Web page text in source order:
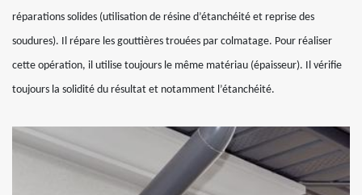
réparations solides (utilisation de résine d’étanchéité et reprise des
soudures). Il répare les gouttières trouées par colmatage. Pour réaliser
cette opération, il utilise toujours le même matériau (épaisseur). Il vérifie
toujours la solidité du résultat et notamment l’étanchéité.